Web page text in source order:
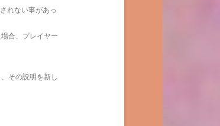
れない事があっ
合、プレイヤー
その説明を新し